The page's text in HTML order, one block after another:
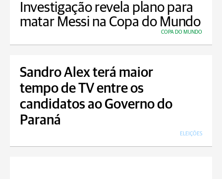
Investigação revela plano para
matar Messi na Copa do Mundo
COPA DO MUNDO
Sandro Alex terá maior
tempo de TV entre os
candidatos ao Governo do
Paraná
ELEIÇÕES